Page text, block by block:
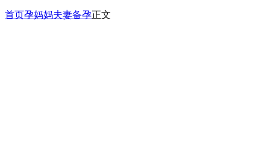
首页孕妈妈夫妻备孕正文